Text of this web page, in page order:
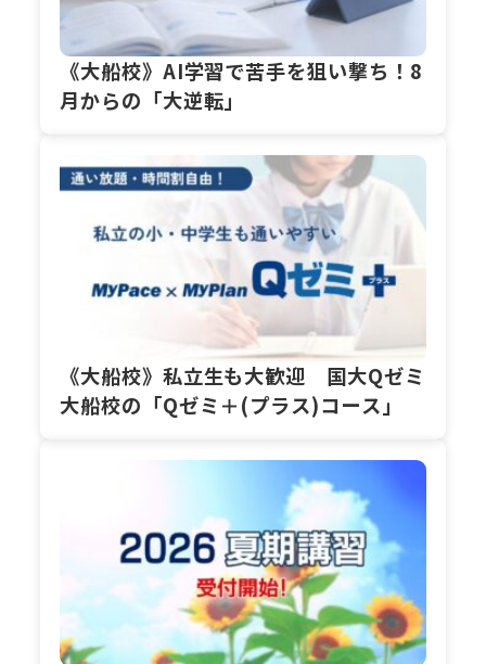
《大船校》AI学習で苦手を狙い撃ち！8
月からの「大逆転」
《大船校》私立生も大歓迎 国大Qゼミ
大船校の「Qゼミ＋(プラス)コース」